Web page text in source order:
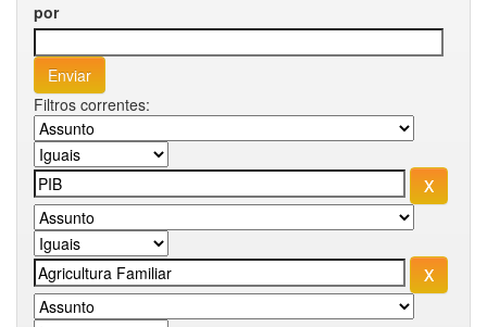
por
Filtros correntes: